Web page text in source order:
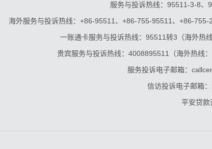
服务与投诉热线：95511-3-8、
海外服务与投诉热线：+86-95511、+86-755-95511、+86-755-
一账通卡服务与投诉热线：95511转3（海外热
贵宾服务与投诉热线：4008895511（海外热线
服务投诉电子邮箱：
信访投诉电子邮箱
平安贷款